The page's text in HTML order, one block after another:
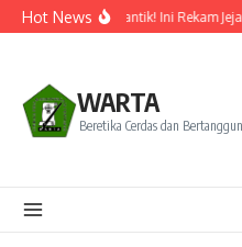
Lewati ke konten
Hot NewsResmi Dilantik! Ini Rekam
WARTA
Beretika Cerdas dan